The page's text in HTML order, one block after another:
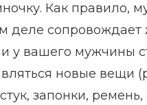
Как правило,
деле сопровождает
у вашего мужчины
новые вещи
запонки,